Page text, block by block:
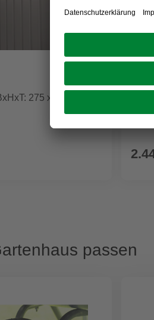
275 x 222 x 235
222
passen